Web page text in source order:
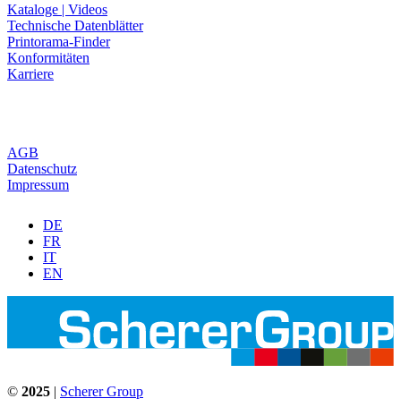
Kataloge | Videos
Technische Datenblätter
Printorama-Finder
Konformitäten
Karriere
AGB
Datenschutz
Impressum
DE
FR
IT
EN
© 2025 | Scherer Group